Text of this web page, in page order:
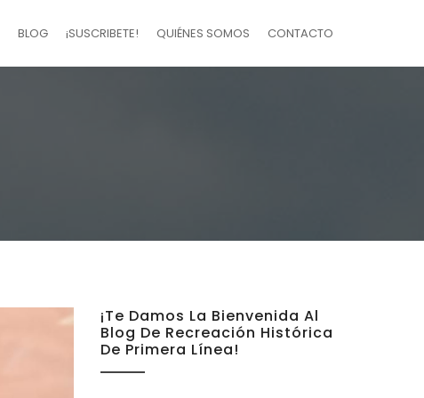
BLOG ¡SUSCRIBETE! QUIÉNES SOMOS CONTACTO
¡Te Damos La Bienvenida Al
Blog De Recreación Histórica
De Primera Línea!